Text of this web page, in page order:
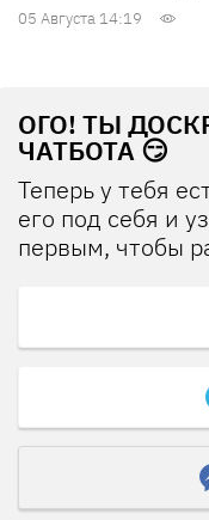
05 Августа 14:19
ОГО! ТЫ
ЧАТБОТА 😏
Теперь у тебя
его под себя и
первым, чтобы